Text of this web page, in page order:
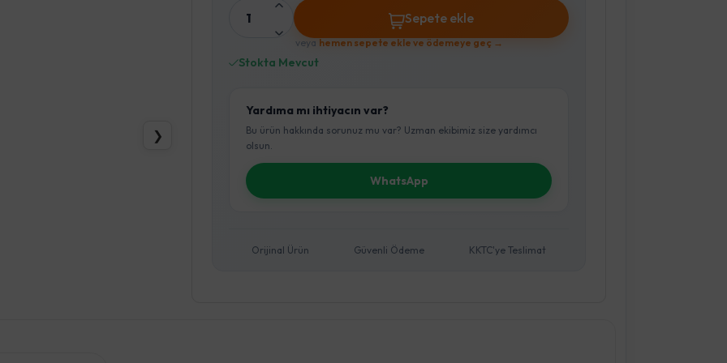
❯
1 Sepete ekle
veya hemen sepete ekle ve ödemeye geç →
Stokta Mevcut
Yardıma mı ihtiyacın var?
Bu ürün hakkında sorunuz mu var? Uzman ekibimiz size yardımcı
olsun.
WhatsApp
Orijinal Ürün Güvenli Ödeme KKTC'ye Teslimat